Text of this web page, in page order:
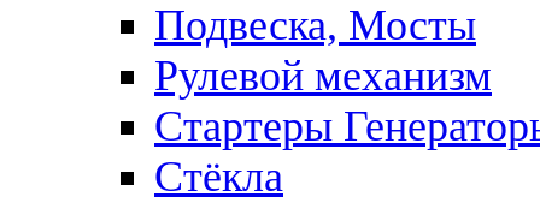
Подвеска, Мосты
Рулевой механизм
Стартеры
Стёкла